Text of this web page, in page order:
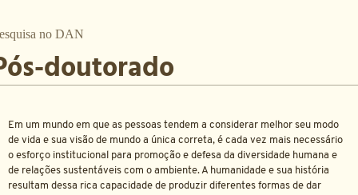
no DAN
doutorado
Em um mundo em que as pessoas tendem a considerar melhor seu modo
de vida e sua visão de mundo a única correta, é cada vez mais necessário
o esforço institucional para promoção e defesa da diversidade humana e
de relações sustentáveis com o ambiente. A humanidade e sua história
resultam dessa rica capacidade de produzir diferentes formas de dar